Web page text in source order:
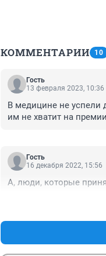
КОММЕНТАРИИ 10
Гость
13 февраля 2023, 10:36
В медицине не успели
им не хватит на премии
Гость
16 декабря 2022, 15:56
А, люди, которые